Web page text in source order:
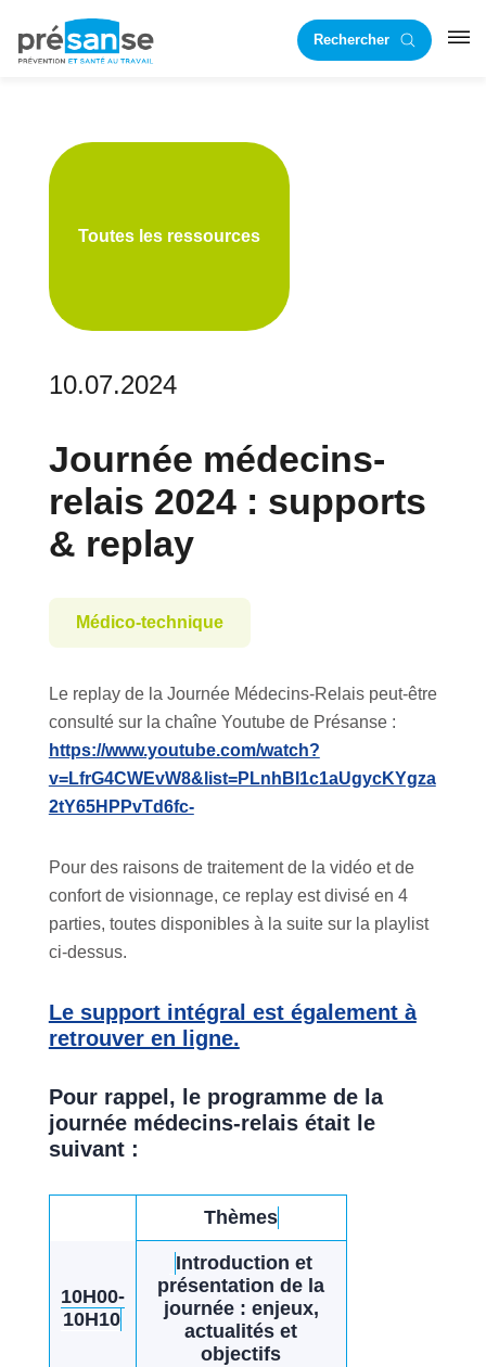
principale
RechercherRST
Toutes les ressources
10.07.2024
Journée médecins-
relais 2024 : supports
& replay
Médico-technique
Le replay de la Journée Médecins-Relais peut-être
consulté sur la chaîne Youtube de Présanse :
https://www.youtube.com/watch?
v=LfrG4CWEvW8&list=PLnhBI1c1aUgycKYgza
2tY65HPPvTd6fc-
Pour des raisons de traitement de la vidéo et de
confort de visionnage, ce replay est divisé en 4
parties, toutes disponibles à la suite sur la playlist
ci-dessus.
Le support intégral est également à
retrouver en ligne.
Pour rappel, le programme de la
journée médecins-relais était le
suivant :
Thèmes
10H00-
10H10
Introduction et
présentation de la
journée : enjeux,
actualités et
objectifs